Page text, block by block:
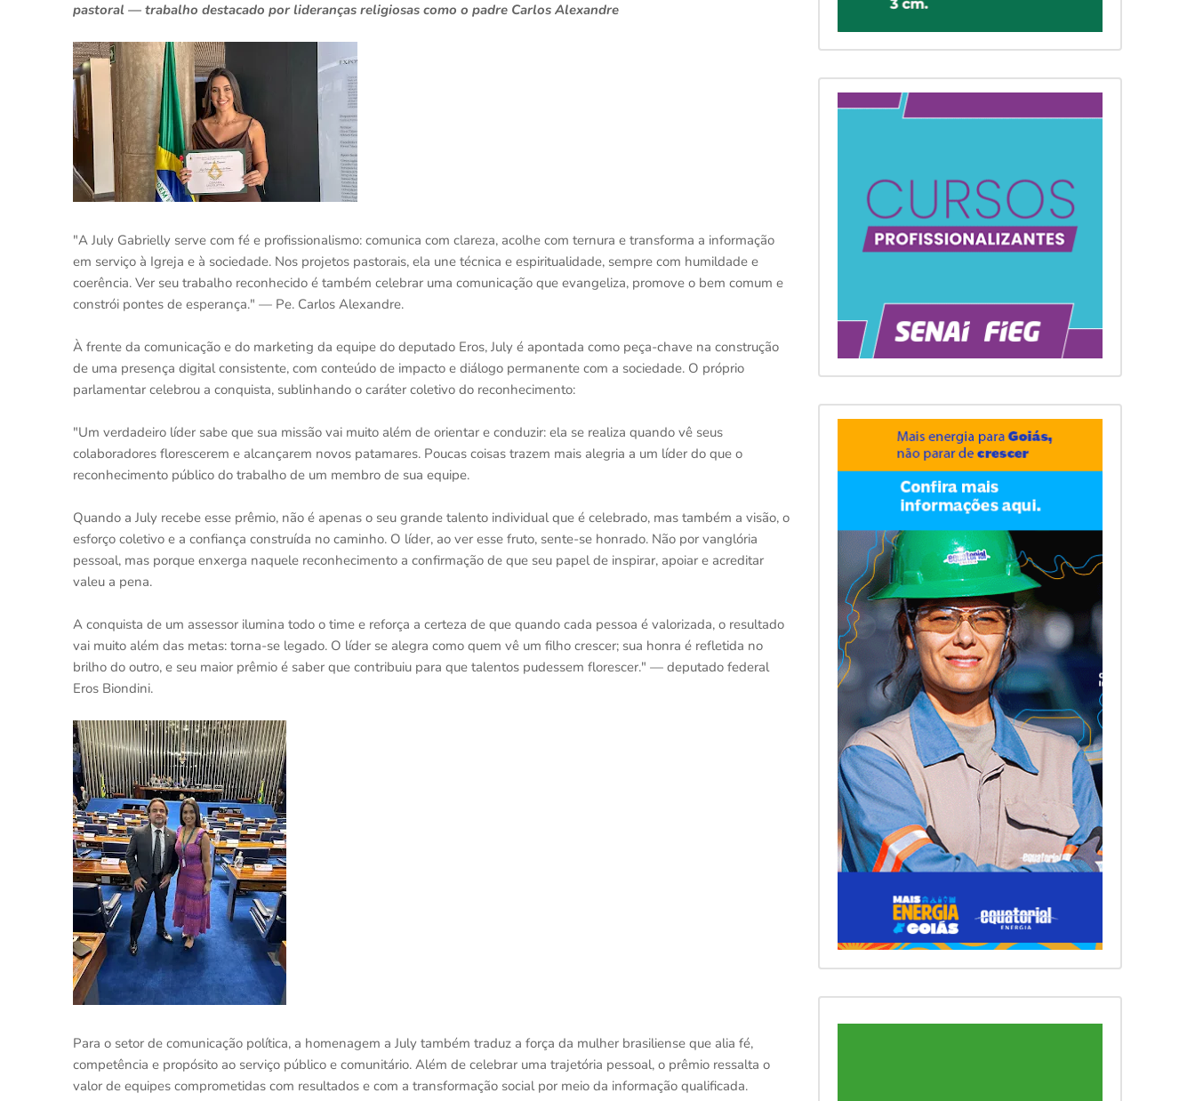
pastoral — trabalho destacado por lideranças religiosas como o padre Carlos Alexandre
"A July Gabrielly serve com fé e profissionalismo: comunica com clareza, acolhe com ternura e transforma a informação
em serviço à Igreja e à sociedade. Nos projetos pastorais, ela une técnica e espiritualidade, sempre com humildade e
coerência. Ver seu trabalho reconhecido é também celebrar uma comunicação que evangeliza, promove o bem comum e
constrói pontes de esperança." — Pe. Carlos Alexandre.
À frente da comunicação e do marketing da equipe do deputado Eros, July é apontada como peça-chave na construção
de uma presença digital consistente, com conteúdo de impacto e diálogo permanente com a sociedade. O próprio
parlamentar celebrou a conquista, sublinhando o caráter coletivo do reconhecimento:
"Um verdadeiro líder sabe que sua missão vai muito além de orientar e conduzir: ela se realiza quando vê seus
colaboradores florescerem e alcançarem novos patamares. Poucas coisas trazem mais alegria a um líder do que o
reconhecimento público do trabalho de um membro de sua equipe.
Quando a July recebe esse prêmio, não é apenas o seu grande talento individual que é celebrado, mas também a visão, o
esforço coletivo e a confiança construída no caminho. O líder, ao ver esse fruto, sente-se honrado. Não por vanglória
pessoal, mas porque enxerga naquele reconhecimento a confirmação de que seu papel de inspirar, apoiar e acreditar
valeu a pena.
A conquista de um assessor ilumina todo o time e reforça a certeza de que quando cada pessoa é valorizada, o resultado
vai muito além das metas: torna-se legado. O líder se alegra como quem vê um filho crescer; sua honra é refletida no
brilho do outro, e seu maior prêmio é saber que contribuiu para que talentos pudessem florescer." — deputado federal
Eros Biondini.
Para o setor de comunicação política, a homenagem a July também traduz a força da mulher brasiliense que alia fé,
competência e propósito ao serviço público e comunitário. Além de celebrar uma trajetória pessoal, o prêmio ressalta o
valor de equipes comprometidas com resultados e com a transformação social por meio da informação qualificada.